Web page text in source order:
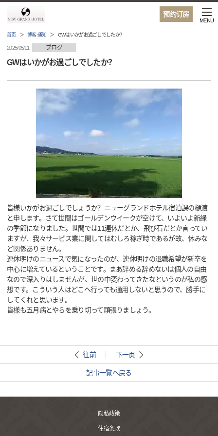
预约订房
MENU
首页 博客·通知 GWはいかがお過ごしでしたか？
2025/05/11 ブログ
GWはいかがお過ごしでしたか？
皆様いかがお過ごしでしょうか？ニューグランドホテル宿泊課の樋渡
と申します。さて世間はゴールデンウイークが空けて、いよいよ新緑
の季節になりました。世間では11連休だとか、飛び石だとか言ってい
ますが、我々サービス業に関してはむしろ稼ぎ時であるが故、休みな
ど関係ありません。
連休明けのニュースで気になったのが、連休明けの退職希望が新卒を
中心に増えているということです。まあ辞める辞めないは個人の自由
なので深入りはしませんが、世の中変わってきたなというのが私の感
想です。こういう人はどこへ行っても通用しないと思うので、勝手に
してくれと思います。
皆様も五月病とやらを乗り切って頑張りましょう。
往前 下一页
記事一覧へ戻る
隐私政策
住宿条款